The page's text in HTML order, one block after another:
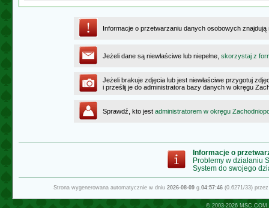
Informacje o przetwarzaniu danych osobowych
Jeżeli dane są niewłaściwe lub niepełne, skorzystaj z
Jeżeli brakuje zdjęcia lub jest niewłaściwe przygotuj
i prześlij je do administratora bazy danych w okręgu
Sprawdź, kto jest administratorem w okręgu
Informacje o
Problemy w działaniu
System do swojego
Strona wygenerowana automatycznie w dniu 2026-08-09g.04:57:46(0.6271/33)
© 2003-2026